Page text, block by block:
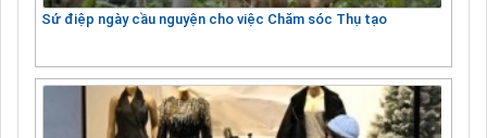
Sứ điệp ngày cầu nguyện cho việc Chăm sóc Thụ tạo